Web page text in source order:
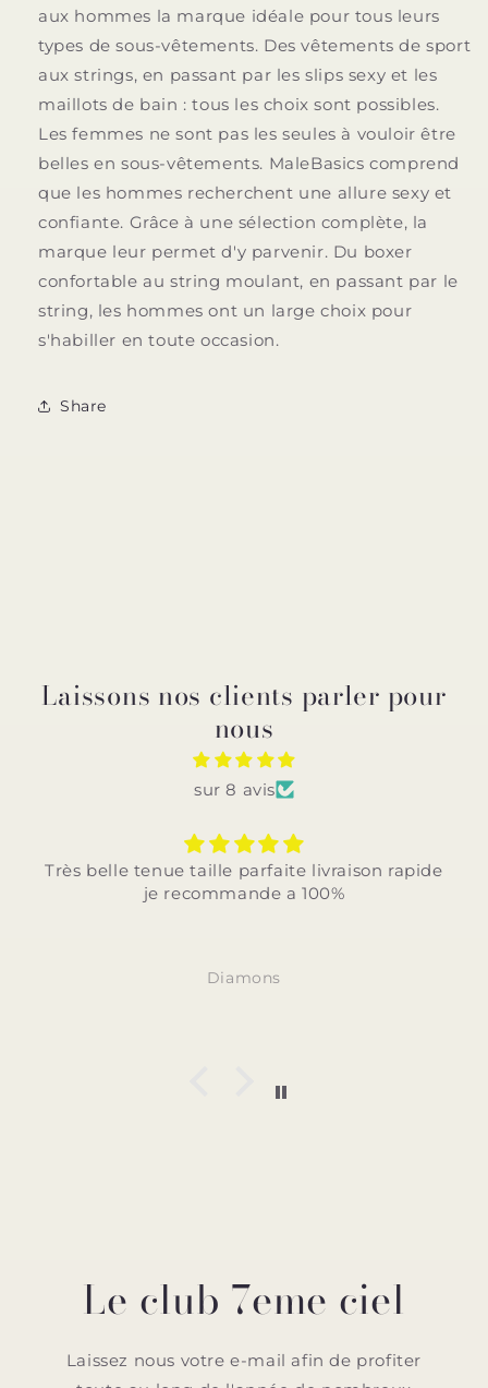
aux hommes la marque idéale pour tous leurs
types de sous-vêtements. Des vêtements de sport
aux strings, en passant par les slips sexy et les
maillots de bain : tous les choix sont possibles.
Les femmes ne sont pas les seules à vouloir être
belles en sous-vêtements. MaleBasics comprend
que les hommes recherchent une allure sexy et
confiante. Grâce à une sélection complète, la
marque leur permet d'y parvenir. Du boxer
confortable au string moulant, en passant par le
string, les hommes ont un large choix pour
s'habiller en toute occasion.
Share
Laissons nos clients parler pour
nous
sur 8 avis
Très belle tenue taille parfaite livraison rapide
je recommande a 100%
Diamons
Le club 7eme ciel
Laissez nous votre e-mail afin de profiter